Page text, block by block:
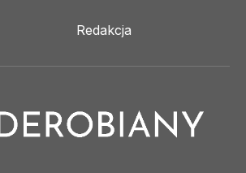
Redakcja